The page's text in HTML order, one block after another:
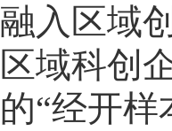
融入区域
区域科创
的“经开样